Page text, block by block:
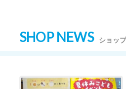
SHOP NEWS ショッ